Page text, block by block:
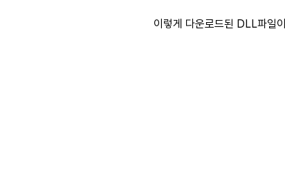
이렇게 다운로드된 DLL파일